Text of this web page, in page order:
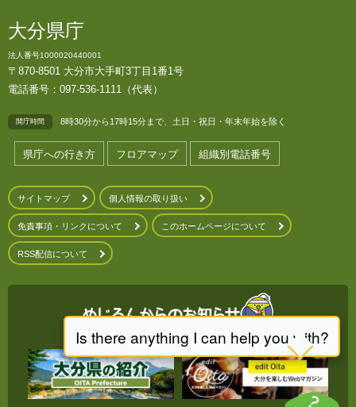
大分県庁
法人番号1000020440001
〒870-8501 大分市大手町3丁目1番1号
電話番号：097-536-1111（代表）
開庁時間 8時30分から17時15分まで、土日・祝日・年末年始を除く
県庁への行き方 フロアマップ 組織別電話番号
サイトマップ 個人情報の取り扱い
免責事項・リンクについて このホームページについて
RSS配信について